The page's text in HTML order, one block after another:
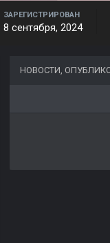
ЗАРЕГИСТРИРОВАН
8 сентября, 2024
НОВОСТИ,